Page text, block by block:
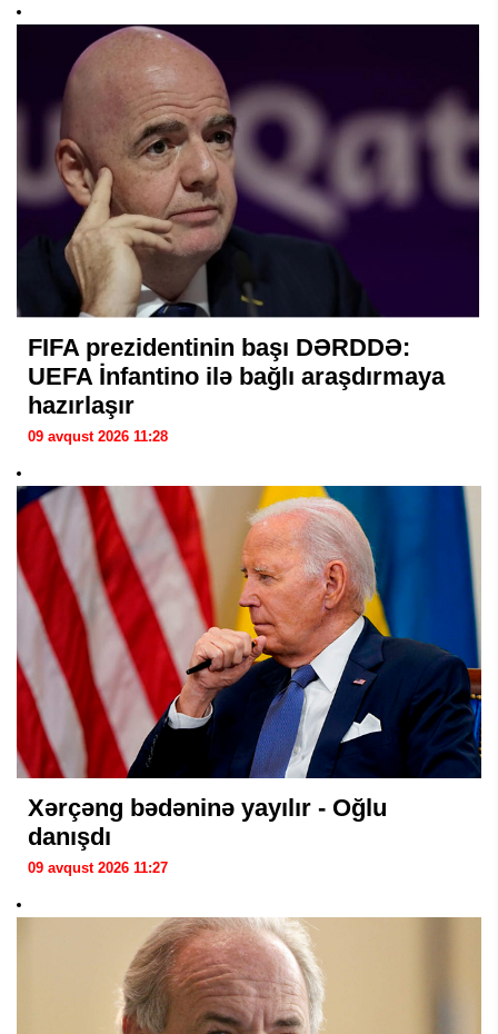
FIFA prezidentinin başı DƏRDDƏ:
UEFA İnfantino ilə bağlı araşdırmaya
hazırlaşır
09 avqust 2026 11:28
Xərçəng bədəninə yayılır - Oğlu
danışdı
09 avqust 2026 11:27